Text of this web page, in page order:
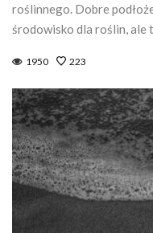
roślinnego. Dobre
środowisko dla roślin, ale
1950 223